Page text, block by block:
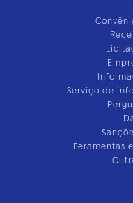
Serviço de
Feramentas